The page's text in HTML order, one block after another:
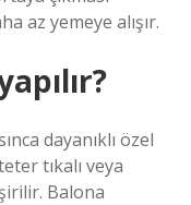
az yemeye alışır.
dayanıklı özel
tıkalı veya
Balona